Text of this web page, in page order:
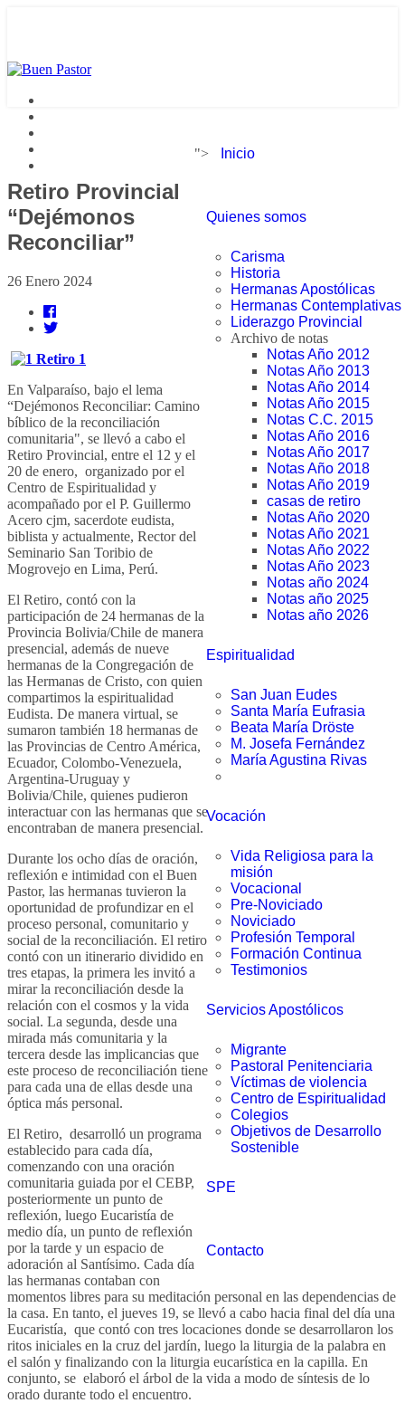
"> Inicio
Quienes somos
Carisma
Historia
Hermanas Apostólicas
Hermanas Contemplativas
Liderazgo Provincial
Archivo de notas
Notas Año 2012
Notas Año 2013
Notas Año 2014
Notas Año 2015
Notas C.C. 2015
Notas Año 2016
Notas Año 2017
Notas Año 2018
Notas Año 2019
casas de retiro
Notas Año 2020
Notas Año 2021
Notas Año 2022
Notas Año 2023
Notas año 2024
Notas año 2025
Notas año 2026
Espiritualidad
San Juan Eudes
Santa María Eufrasia
Beata María Dröste
M. Josefa Fernández
María Agustina Rivas
Vocación
Vida Religiosa para la
misión
Vocacional
Pre-Noviciado
Noviciado
Profesión Temporal
Formación Continua
Testimonios
Servicios Apostólicos
Migrante
Pastoral Penitenciaria
Víctimas de violencia
Centro de Espiritualidad
Colegios
Objetivos de Desarrollo
Sostenible
SPE
Contacto
Retiro Provincial
“Dejémonos
Reconciliar”
26 Enero 2024
En Valparaíso, bajo el lema
“Dejémonos Reconciliar: Camino
bíblico de la reconciliación
comunitaria", se llevó a cabo el
Retiro Provincial, entre el 12 y el
20 de enero, organizado por el
Centro de Espiritualidad y
acompañado por el P. Guillermo
Acero cjm, sacerdote eudista,
biblista y actualmente, Rector del
Seminario San Toribio de
Mogrovejo en Lima, Perú.
El Retiro, contó con la
participación de 24 hermanas de la
Provincia Bolivia/Chile de manera
presencial, además de nueve
hermanas de la Congregación de
las Hermanas de Cristo, con quien
compartimos la espiritualidad
Eudista. De manera virtual, se
sumaron también 18 hermanas de
las Provincias de Centro América,
Ecuador, Colombo-Venezuela,
Argentina-Uruguay y
Bolivia/Chile, quienes pudieron
interactuar con las hermanas que se
encontraban de manera presencial.
Durante los ocho días de oración,
reflexión e intimidad con el Buen
Pastor, las hermanas tuvieron la
oportunidad de profundizar en el
proceso personal, comunitario y
social de la reconciliación. El retiro
contó con un itinerario dividido en
tres etapas, la primera les invitó a
mirar la reconciliación desde la
relación con el cosmos y la vida
social. La segunda, desde una
mirada más comunitaria y la
tercera desde las implicancias que
este proceso de reconciliación tiene
para cada una de ellas desde una
óptica más personal.
El Retiro, desarrolló un programa
establecido para cada día,
comenzando con una oración
comunitaria guiada por el CEBP,
posteriormente un punto de
reflexión, luego Eucaristía de
medio día, un punto de reflexión
por la tarde y un espacio de
adoración al Santísimo. Cada día
las hermanas contaban con
momentos libres para su meditación personal en las dependencias de
la casa. En tanto, el jueves 19, se llevó a cabo hacia final del día una
Eucaristía, que contó con tres locaciones donde se desarrollaron los
ritos iniciales en la cruz del jardín, luego la liturgia de la palabra en
el salón y finalizando con la liturgia eucarística en la capilla. En
conjunto, se elaboró el árbol de la vida a modo de síntesis de lo
orado durante todo el encuentro.